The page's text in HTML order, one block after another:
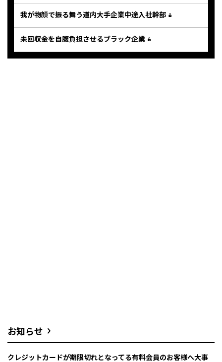
我が物顔で振る舞う道内大手企業中途入社幹部
未回収金を自腹負担させるブラック企業
お知らせ
クレジットカードが期限切れとなってる有料会員のお客様へ大事